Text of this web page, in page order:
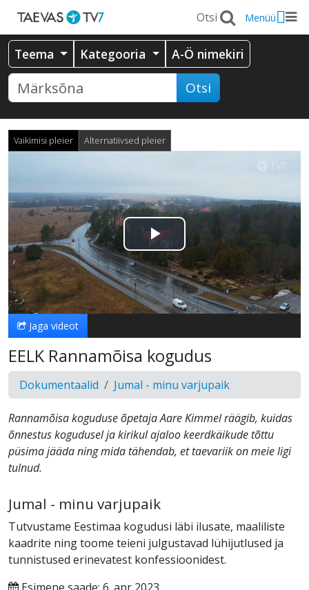
Menüü
Teema Kategooria A-Ö nimekiri
Otsi
Vaikimisi pleier Alternatiivsed pleier
Esita
video
Jaga videot
EELK Rannamõisa kogudus
Dokumentaalid Jumal - minu varjupaik
Rannamõisa koguduse õpetaja Aare Kimmel räägib, kuidas
õnnestus kogudusel ja kirikul ajaloo keerdkäikude tõttu
püsima jääda ning mida tähendab, et taevariik on meie ligi
tulnud.
Jumal - minu varjupaik
Tutvustame Eestimaa kogudusi läbi ilusate, maaliliste
kaadrite ning toome teieni julgustavad lühijutlused ja
tunnistused erinevatest konfessioonidest.
Esimene saade: 6. apr 2023